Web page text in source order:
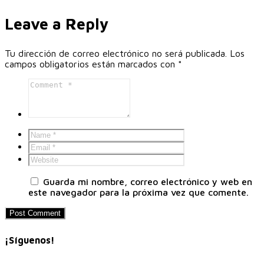
Leave a Reply
Tu dirección de correo electrónico no será publicada. Los
campos obligatorios están marcados con *
Guarda mi nombre, correo electrónico y web en
este navegador para la próxima vez que comente.
¡Síguenos!